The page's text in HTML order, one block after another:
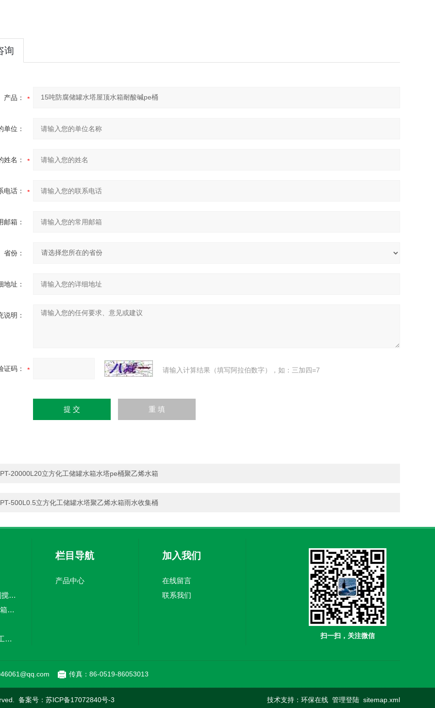
询
产品：
单位：
姓名：
电话：
邮箱：
省份：
地址：
说明：
证码： 请输入计算结果（填写阿拉伯数字），如：三加四=7
PT-20000L20立方化工储罐水箱水塔pe桶聚乙烯水箱
PT-500L0.5立方化工储罐水塔聚乙烯水箱雨水收集桶
5吨pe加药箱絮凝剂搅拌桶溶盐箱计量桶
CMC-3000Lpe加药箱计量泵加药罐
20立方塑料储罐化工储罐防腐储罐PE桶
栏目导航
产品中心
加入我们
在线留言
联系我们
扫一扫，关注微信
传真：86-0519-86053013
备案号： 苏ICP备17072840号-3 技术支持： 环保在线 管理登陆 sitemap.xml